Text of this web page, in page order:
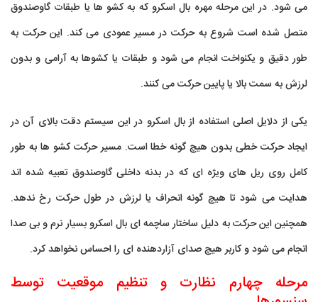
می شود. در این مرحله مهره بال اسکرو که به کشو ها یا طبقات گاوصندوق
متصل شده است شروع به حرکت در مسیر عمودی می کند. این حرکت به
طور دقیق و یکنواخت انجام می شود و طبقات یا کشوها به آرامی و بدون
لرزش به سمت بالا یا پایین حرکت می کنند.
یکی از دلایل اصلی استفاده از بال اسکرو در این سیستم دقت بالای آن در
ایجاد حرکت خطی بدون هیچ گونه خطا است. مسیر حرکت کشو ها به طور
کامل روی ریل های ویژه ای که در بدنه داخلی گاوصندوق تعبیه شده اند
هدایت می شود تا هیچ گونه انحراف یا لرزش در طول حرکت رخ ندهد.
همچنین این حرکت به دلیل ساختار ساچمه ای بال اسکرو بسیار نرم و بی صدا
انجام می شود و کاربر هیچ صدای آزاردهنده ای را احساس نخواهد کرد.
مرحله چهارم نظارت و تنظیم موقعیت توسط